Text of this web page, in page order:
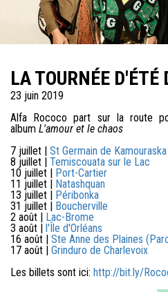
LA TOURNÉE D'ÉTÉ
23 juin 2019
Alfa Rococo part sur la route
album L'amour et le chaos
7 juillet | St Germain de Kamouraska
8 juillet | Temiscouata sur le Lac
10 juillet | Port-Cartier
11 juillet | Natashquan
13 juillet | Péribonka
31 juillet | Boucherville
2 août | Lac-Brome
3 août | l'Île d'Orléans
16 août | Ste Anne des Plaines
17 août | Grinduro de Charlevoix
Les billets sont ici: http://bit.ly/